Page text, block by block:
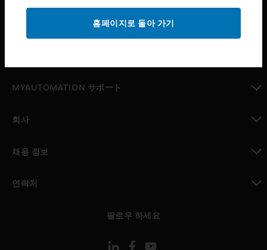
MYAUTOMATION サポート
회사
채용 정보
연락처
팔로우 하세요
홈페이지로 돌아 가기